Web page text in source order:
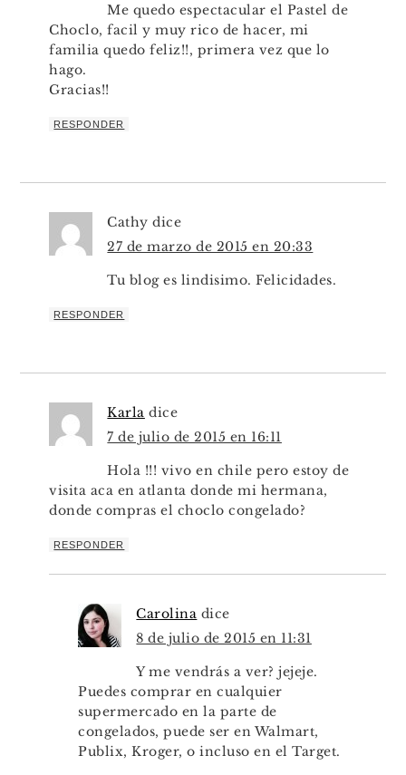
Me quedo espectacular el Pastel de
Choclo, facil y muy rico de hacer, mi
familia quedo feliz!!, primera vez que lo
hago.
Gracias!!
RESPONDER
Cathy dice
27 de marzo de 2015 en 20:33
Tu blog es lindisimo. Felicidades.
RESPONDER
Karla dice
7 de julio de 2015 en 16:11
Hola !!! vivo en chile pero estoy de
visita aca en atlanta donde mi hermana,
donde compras el choclo congelado?
RESPONDER
Carolina dice
8 de julio de 2015 en 11:31
Y me vendrás a ver? jejeje.
Puedes comprar en cualquier
supermercado en la parte de
congelados, puede ser en Walmart,
Publix, Kroger, o incluso en el Target.